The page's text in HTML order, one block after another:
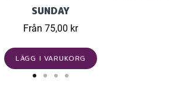
SUNDAY
Från 75,00 kr
LÄGG I VARUKORG